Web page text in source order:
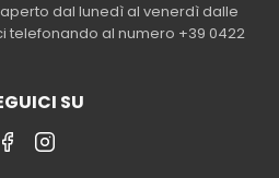
dal lunedì al venerdì dalle
telefonando al numero +39 0422
SU